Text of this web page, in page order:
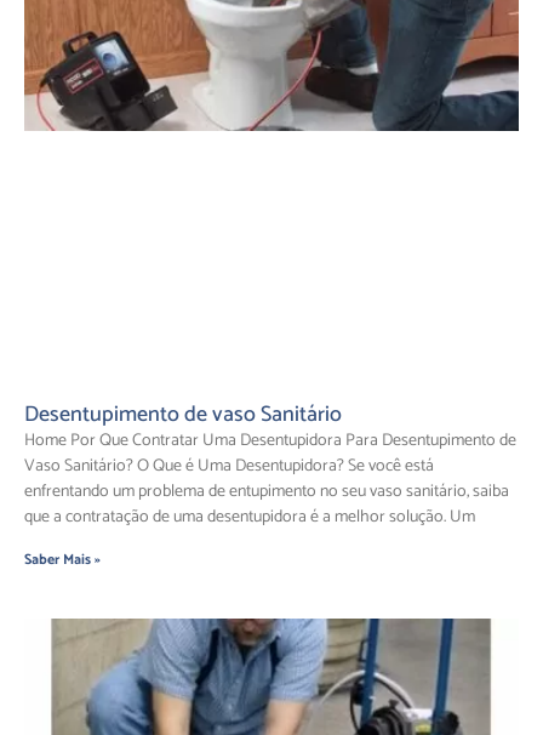
Desentupimento de vaso Sanitário
Home Por Que Contratar Uma Desentupidora Para Desentupimento de
Vaso Sanitário? O Que é Uma Desentupidora? Se você está
enfrentando um problema de entupimento no seu vaso sanitário, saiba
que a contratação de uma desentupidora é a melhor solução. Um
Saber Mais »